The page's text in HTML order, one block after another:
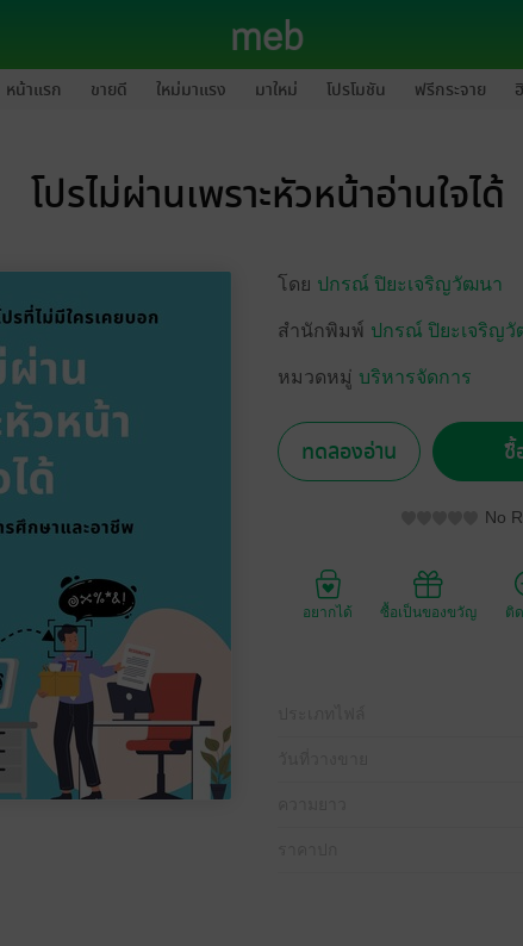
หน้าแรก ขายดี ใหม่มาแรง มาใหม่ โปรโมชัน ฟรีกระจาย
โปรไม่ผ่านเพราะหัวหน้าอ่านใจได้
โดย ปกรณ์ ปิยะเจริญวัฒนา
สำนักพิมพ์ ปกรณ์ ปิยะเจริญ
หมวดหมู่ บริหารจัดการ
ทดลองอ่าน ซื้
No
อยากได้ ซื้อเป็นของขวัญ ติ